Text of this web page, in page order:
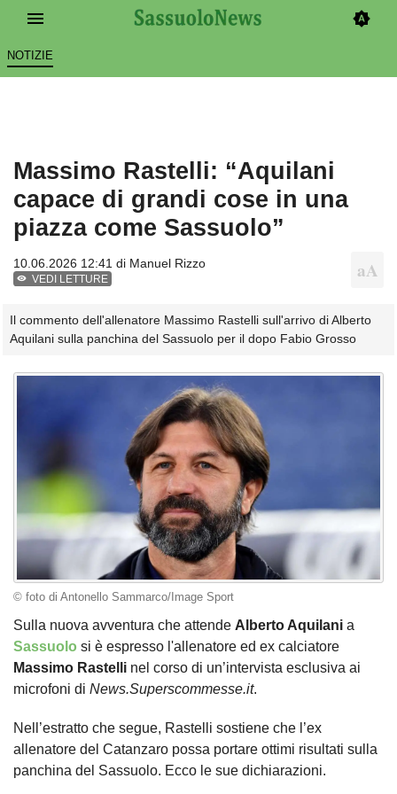
NOTIZIE
Massimo Rastelli: “Aquilani
capace di grandi cose in una
piazza come Sassuolo”
10.06.2026 12:41 di Manuel Rizzo
VEDI LETTURE
Il commento dell'allenatore Massimo Rastelli sull'arrivo di Alberto
Aquilani sulla panchina del Sassuolo per il dopo Fabio Grosso
© foto di Antonello Sammarco/Image Sport
Sulla nuova avventura che attende Alberto Aquilani a
Sassuolo si è espresso l'allenatore ed ex calciatore
Massimo Rastelli nel corso di un’intervista esclusiva ai
microfoni di News.Superscommesse.it.
Nell’estratto che segue, Rastelli sostiene che l’ex
allenatore del Catanzaro possa portare ottimi risultati sulla
panchina del Sassuolo. Ecco le sue dichiarazioni.